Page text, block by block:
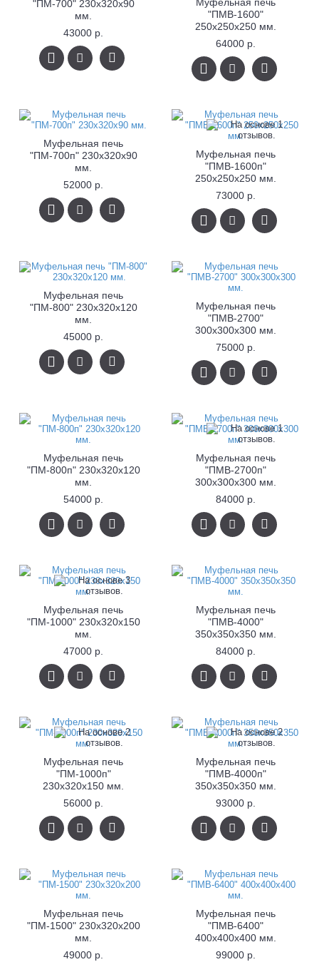
"ПМ-700" 230х320х90
мм.
43000 р.
"ПМВ-1600"
250x250x250 мм.
64000 р.
Муфельная печь
"ПМ-700п" 230х320х90
мм.
52000 р.
Муфельная печь
"ПМВ-1600п"
250x250x250 мм.
73000 р.
Муфельная печь
"ПМ-800" 230х320х120
мм.
45000 р.
Муфельная печь
"ПМВ-2700"
300х300х300 мм.
75000 р.
Муфельная печь
"ПМ-800п" 230х320х120
мм.
54000 р.
Муфельная печь
"ПМВ-2700п"
300x300x300 мм.
84000 р.
Муфельная печь
"ПМ-1000" 230х320х150
мм.
47000 р.
Муфельная печь
"ПМВ-4000"
350x350x350 мм.
84000 р.
Муфельная печь
"ПМ-1000п"
230х320х150 мм.
56000 р.
Муфельная печь
"ПМВ-4000п"
350x350x350 мм.
93000 р.
Муфельная печь
"ПМ-1500" 230х320х200
мм.
49000 р.
Муфельная печь
"ПМВ-6400"
400x400x400 мм.
99000 р.